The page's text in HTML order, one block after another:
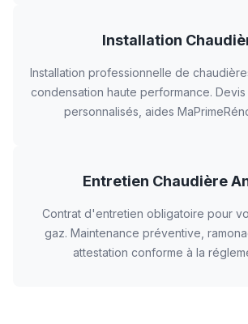
Installation
Installation professionnelle de
condensation haute performance.
personnalisés, aides
Entretien Chaudière
Contrat d'entretien obligatoire pour
gaz. Maintenance préventive,
attestation conforme à la